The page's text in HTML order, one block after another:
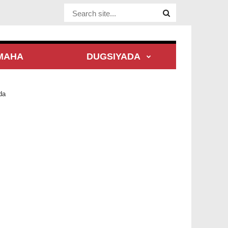
Website Site
DUGSIYADA